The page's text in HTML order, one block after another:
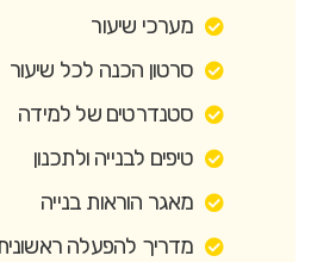
מערכי שיעור
סרטון הכנה לכל שיעור
סטנדרטים של למידה
טיפים לבנייה ולתכנון
מאגר הוראות בנייה
מדריך להפעלה